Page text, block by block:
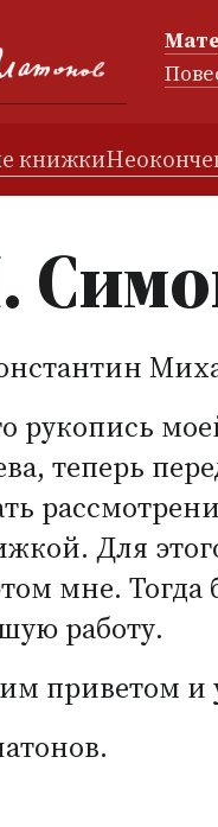
книжки
рукопись
, теперь
Для
мне. Тогда
работу.
приветом и